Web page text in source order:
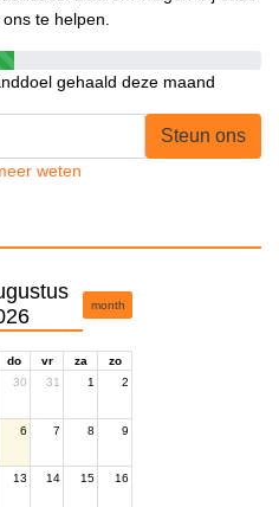
te helpen.
gehaald deze maand
Steun ons
weten
month
do vr za
zo
30 31 1 2
6 7 8 9
13 14 15 16